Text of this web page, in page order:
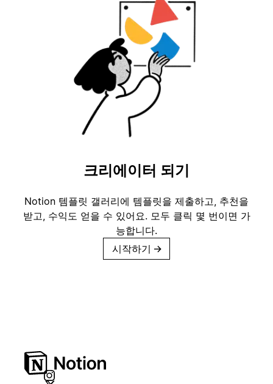
크리에이터 되기
Notion 템플릿 갤러리에 템플릿을 제출하고, 추천을
받고, 수익도 얻을 수 있어요. 모두 클릭 몇 번이면 가
능합니다.
시작하기 →